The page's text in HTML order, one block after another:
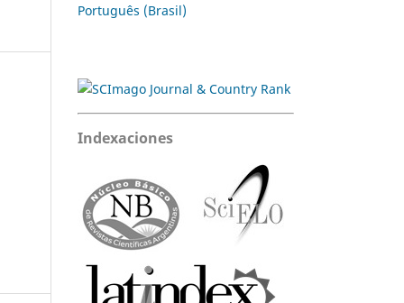
Português (Brasil)
Indexaciones